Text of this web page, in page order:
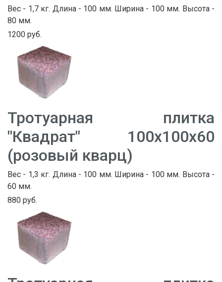
Вес - 1,7 кг. Длина - 100 мм. Ширина - 100 мм. Высота -
80 мм.
1200 руб.
Тротуарная плитка
"Квадрат" 100х100х60
(розовый кварц)
Вес - 1,3 кг. Длина - 100 мм. Ширина - 100 мм. Высота -
60 мм.
880 руб.